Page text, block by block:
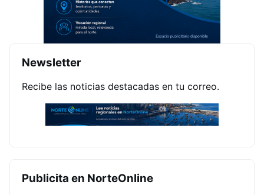
Newsletter
Recibe las noticias destacadas en tu correo.
Publicita en NorteOnline